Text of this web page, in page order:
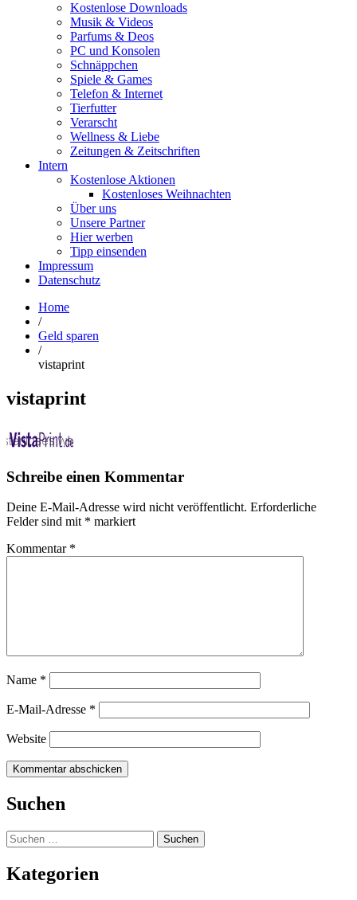
Kostenlose Downloads
Musik & Videos
Parfums & Deos
PC und Konsolen
Schnäppchen
Spiele & Games
Telefon & Internet
Tierfutter
Verarscht
Wellness & Liebe
Zeitungen & Zeitschriften
Intern
Kostenlose Aktionen
Kostenloses Weihnachten
Über uns
Unsere Partner
Hier werben
Tipp einsenden
Impressum
Datenschutz
Home
/
Geld sparen
/
vistaprint
vistaprint
Schreibe einen Kommentar
Deine E-Mail-Adresse wird nicht veröffentlicht. Erforderliche
Felder sind mit * markiert
Kommentar *
Name *
E-Mail-Adresse *
Website
Suchen
Suchen
nach:
Kategorien